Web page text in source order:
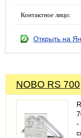
Контактное лицо:
Открыть на
NOBO RS 700
-